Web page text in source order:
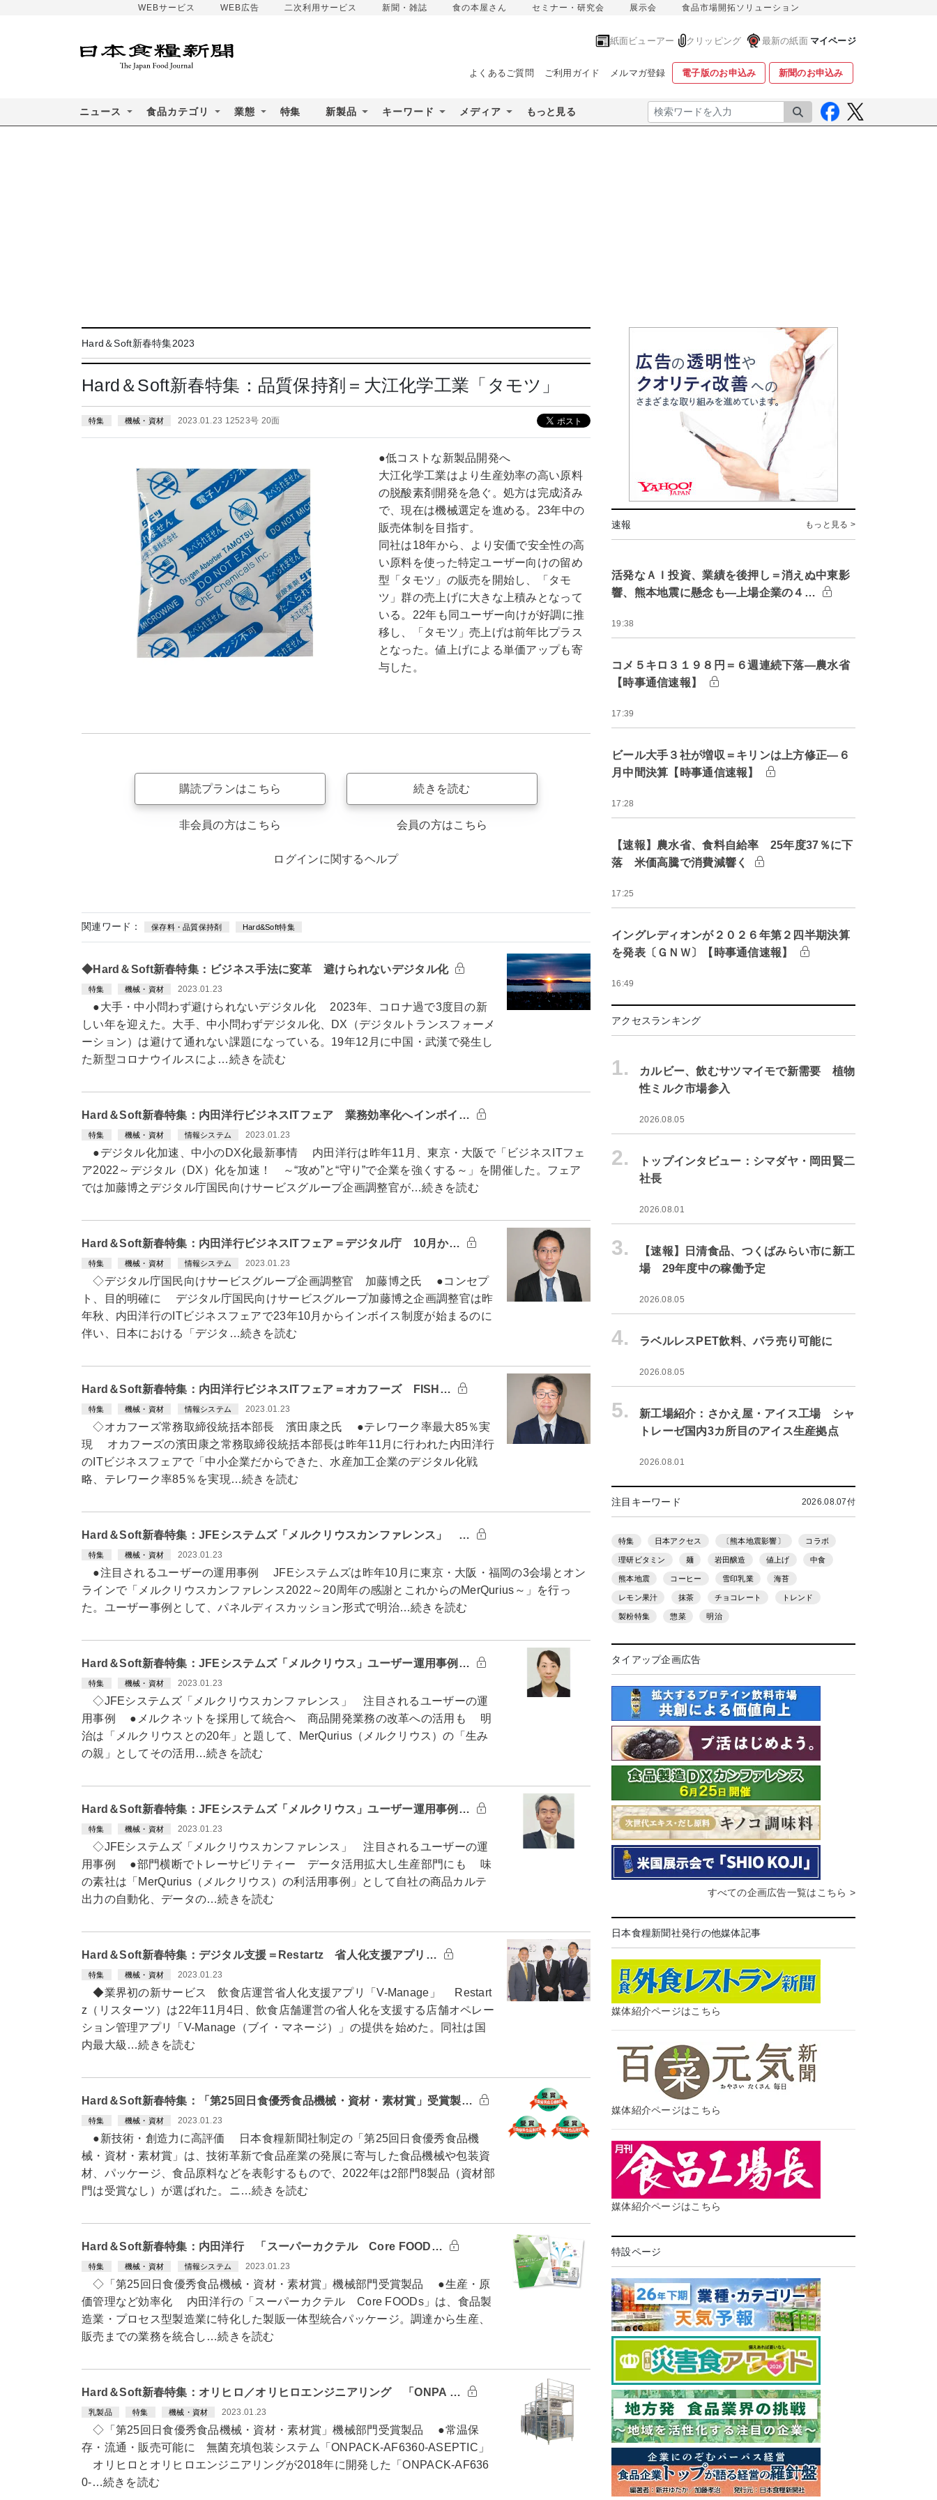
WEBサービス WEB広告 二次利用サービス 新聞・雑誌 食の本屋さん セミナー・研究会 展示会 食品市場開拓ソリューション
紙面ビューアー クリッピング 最新の紙面 マイページ
よくあるご質問 ご利用ガイド メルマガ登録 電子版のお申込み 新聞のお申込み
ニュース 食品カテゴリ 業態 特集 新製品 キーワード メディア もっと見る 検索
Hard＆Soft新春特集2023
Hard＆Soft新春特集：品質保持剤＝大江化学工業「タモツ」
特集 機械・資材 2023.01.23 12523号 20面
●低コストな新製品開発へ
大江化学工業はより生産効率の高い原料
の脱酸素剤開発を急ぐ。処方は完成済み
で、現在は機械選定を進める。23年中の
販売体制を目指す。
同社は18年から、より安価で安全性の高
い原料を使った特定ユーザー向けの留め
型「タモツ」の販売を開始し、「タモ
ツ」群の売上げに大きな上積みとなって
いる。22年も同ユーザー向けが好調に推
移し、「タモツ」売上げは前年比プラス
となった。値上げによる単価アップも寄
与した。
購読プランはこちら
非会員の方はこちら
続きを読む
会員の方はこちら
ログインに関するヘルプ
関連ワード： 保存料・品質保持剤 Hard&Soft特集
◆Hard＆Soft新春特集：ビジネス手法に変革 避けられないデジタル化
特集 機械・資材 2023.01.23
●大手・中小問わず避けられないデジタル化 2023年、コロナ過で3度目の新
しい年を迎えた。大手、中小問わずデジタル化、DX（デジタルトランスフォーメ
ーション）は避けて通れない課題になっている。19年12月に中国・武漢で発生し
た新型コロナウイルスによ…続きを読む
Hard＆Soft新春特集：内田洋行ビジネスITフェア 業務効率化へインボイ…
特集 機械・資材 情報システム 2023.01.23
●デジタル化加速、中小のDX化最新事情 内田洋行は昨年11月、東京・大阪で「ビジネスITフェ
ア2022～デジタル（DX）化を加速！ ～“攻め”と“守り”で企業を強くする～」を開催した。フェア
では加藤博之デジタル庁国民向けサービスグループ企画調整官が…続きを読む
Hard＆Soft新春特集：内田洋行ビジネスITフェア＝デジタル庁 10月か…
特集 機械・資材 情報システム 2023.01.23
◇デジタル庁国民向けサービスグループ企画調整官 加藤博之氏 ●コンセプ
ト、目的明確に デジタル庁国民向けサービスグループ加藤博之企画調整官は昨
年秋、内田洋行のITビジネスフェアで23年10月からインボイス制度が始まるのに
伴い、日本における「デジタ…続きを読む
Hard＆Soft新春特集：内田洋行ビジネスITフェア＝オカフーズ FISH…
特集 機械・資材 情報システム 2023.01.23
◇オカフーズ常務取締役統括本部長 濱田康之氏 ●テレワーク率最大85％実
現 オカフーズの濱田康之常務取締役統括本部長は昨年11月に行われた内田洋行
のITビジネスフェアで「中小企業だからできた、水産加工企業のデジタル化戦
略、テレワーク率85％を実現…続きを読む
Hard＆Soft新春特集：JFEシステムズ「メルクリウスカンファレンス」 …
特集 機械・資材 2023.01.23
●注目されるユーザーの運用事例 JFEシステムズは昨年10月に東京・大阪・福岡の3会場とオン
ラインで「メルクリウスカンファレンス2022～20周年の感謝とこれからのMerQurius～」を行っ
た。ユーザー事例として、パネルディスカッション形式で明治…続きを読む
Hard＆Soft新春特集：JFEシステムズ「メルクリウス」ユーザー運用事例…
特集 機械・資材 2023.01.23
◇JFEシステムズ「メルクリウスカンファレンス」 注目されるユーザーの運
用事例 ●メルクネットを採用して統合へ 商品開発業務の改革への活用も 明
治は「メルクリウスとの20年」と題して、MerQurius（メルクリウス）の「生み
の親」としてその活用…続きを読む
Hard＆Soft新春特集：JFEシステムズ「メルクリウス」ユーザー運用事例…
特集 機械・資材 2023.01.23
◇JFEシステムズ「メルクリウスカンファレンス」 注目されるユーザーの運
用事例 ●部門横断でトレーサビリティー データ活用拡大し生産部門にも 味
の素社は「MerQurius（メルクリウス）の利活用事例」として自社の商品カルテ
出力の自動化、データの…続きを読む
Hard＆Soft新春特集：デジタル支援＝Restartz 省人化支援アプリ…
特集 機械・資材 2023.01.23
◆業界初の新サービス 飲食店運営省人化支援アプリ「V-Manage」 Restart
z（リスターツ）は22年11月4日、飲食店舗運営の省人化を支援する店舗オペレー
ション管理アプリ「V-Manage（ブイ・マネージ）」の提供を始めた。同社は国
内最大級…続きを読む
Hard＆Soft新春特集：「第25回日食優秀食品機械・資材・素材賞」受賞製…
特集 機械・資材 2023.01.23
●新技術・創造力に高評価 日本食糧新聞社制定の「第25回日食優秀食品機
械・資材・素材賞」は、技術革新で食品産業の発展に寄与した食品機械や包装資
材、パッケージ、食品原料などを表彰するもので、2022年は2部門8製品（資材部
門は受賞なし）が選ばれた。ニ…続きを読む
Hard＆Soft新春特集：内田洋行 「スーパーカクテル Core FOOD…
特集 機械・資材 情報システム 2023.01.23
◇「第25回日食優秀食品機械・資材・素材賞」機械部門受賞製品 ●生産・原
価管理など効率化 内田洋行の「スーパーカクテル Core FOODs」は、食品製
造業・プロセス型製造業に特化した製販一体型統合パッケージ。調達から生産、
販売までの業務を統合し…続きを読む
Hard＆Soft新春特集：オリヒロ／オリヒロエンジニアリング 「ONPA …
乳製品 特集 機械・資材 2023.01.23
◇「第25回日食優秀食品機械・資材・素材賞」機械部門受賞製品 ●常温保
存・流通・販売可能に 無菌充填包装システム「ONPACK-AF6360-ASEPTIC」
オリヒロとオリヒロエンジニアリングが2018年に開発した「ONPACK-AF636
0-…続きを読む
速報 もっと見る >
活発なＡＩ投資、業績を後押し＝消えぬ中東影
響、熊本地震に懸念も―上場企業の４…
19:38
コメ５キロ３１９８円＝６週連続下落―農水省
【時事通信速報】
17:39
ビール大手３社が増収＝キリンは上方修正―６
月中間決算【時事通信速報】
17:28
【速報】農水省、食料自給率 25年度37％に下
落 米価高騰で消費減響く
17:25
イングレディオンが２０２６年第２四半期決算
を発表〔ＧＮＷ〕【時事通信速報】
16:49
アクセスランキング
1.
カルビー、飲むサツマイモで新需要 植物
性ミルク市場参入
2026.08.05
2.
トップインタビュー：シマダヤ・岡田賢二
社長
2026.08.01
3.
【速報】日清食品、つくばみらい市に新工
場 29年度中の稼働予定
2026.08.05
4. ラベルレスPET飲料、バラ売り可能に
2026.08.05
5.
新工場紹介：さかえ屋・アイス工場 シャ
トレーゼ国内3カ所目のアイス生産拠点
2026.08.01
注目キーワード 2026.08.07付
特集 日本アクセス 〔熊本地震影響〕 コラボ
理研ビタミン 麺 岩田醸造 値上げ 中食
熊本地震 コーヒー 雪印乳業 海苔
レモン果汁 抹茶 チョコレート トレンド
製粉特集 惣菜 明治
タイアップ企画広告
すべての企画広告一覧はこちら >
日本食糧新聞社発行の他媒体記事
媒体紹介ページはこちら
媒体紹介ページはこちら
媒体紹介ページはこちら
特設ページ